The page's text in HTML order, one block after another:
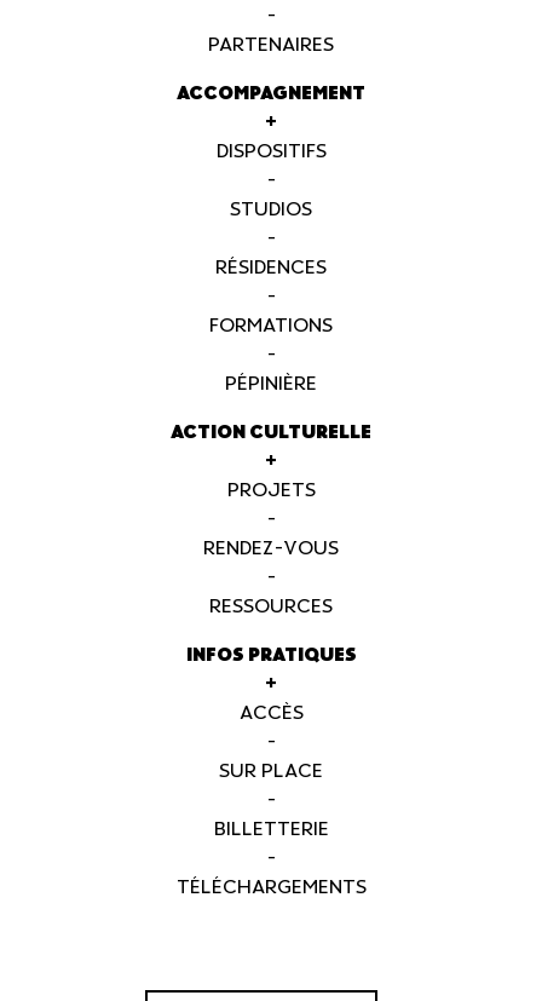
-
PARTENAIRES
ACCOMPAGNEMENT
+
DISPOSITIFS
-
STUDIOS
-
RÉSIDENCES
-
FORMATIONS
-
PÉPINIÈRE
ACTION CULTURELLE
+
PROJETS
-
RENDEZ-VOUS
-
RESSOURCES
INFOS PRATIQUES
+
ACCÈS
-
SUR PLACE
-
BILLETTERIE
-
TÉLÉCHARGEMENTS